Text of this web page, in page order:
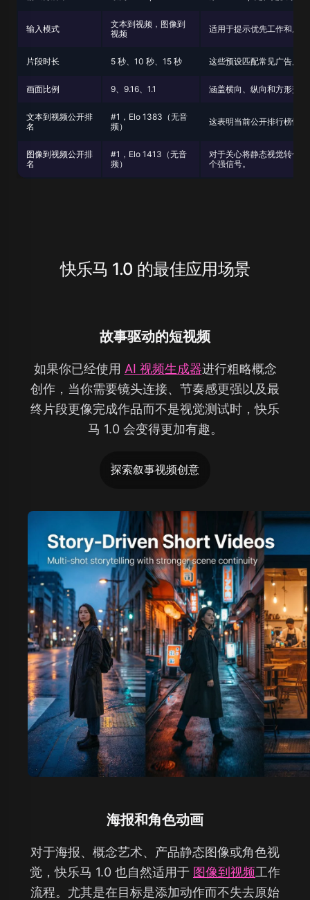
输入模式
文本到视频，图像到
视频
适用于提示优先工作和从
片段时长 5 秒、10 秒、15 秒 这些预设匹配常见广告片
画面比例 9、9.16、1.1 涵盖横向、纵向和方形交
文本到视频公开排
名
#1，Elo 1383（无音
频）
这表明当前公开排行榜快
图像到视频公开排
名
#1，Elo 1413（无音
频）
对于关心将静态视觉转化
个强信号。
快乐马 1.0 的最佳应用场景
故事驱动的短视频
如果你已经使用 AI 视频生成器进行粗略概念
创作，当你需要镜头连接、节奏感更强以及最
终片段更像完成作品而不是视觉测试时，快乐
马 1.0 会变得更加有趣。
探索叙事视频创意
海报和角色动画
对于海报、概念艺术、产品静态图像或角色视
觉，快乐马 1.0 也自然适用于 图像到视频工作
流程。尤其是在目标是添加动作而不失去原始